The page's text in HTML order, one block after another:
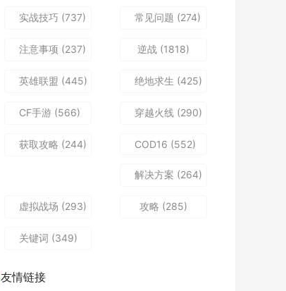
实战技巧 (737) 常见问题 (274)
注意事项 (237) 逆战 (1818)
英雄联盟 (445) 绝地求生 (425)
CF手游 (566) 穿越火线 (290)
获取攻略 (244) COD16 (552)
解决方案 (264)
虚拟战场 (293) 攻略 (285)
关键词 (349)
友情链接